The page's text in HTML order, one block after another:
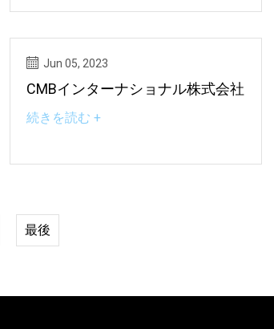
Jun 05, 2023
CMBインターナショナル株式会社
続きを読む +
最後